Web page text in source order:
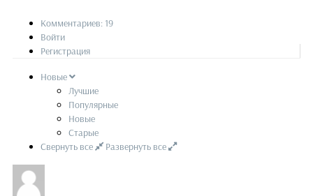
Комментариев: 19
Войти
Регистрация
Новые
Лучшие
Популярные
Новые
Старые
Свернуть все
Развернуть все